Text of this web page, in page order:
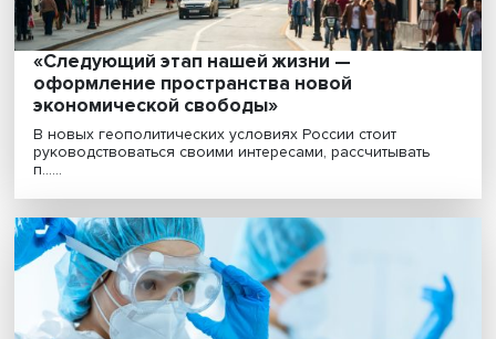
Качественный контент и устойчивая зрелая
готовая платить за газеты и журналы, пока пом......